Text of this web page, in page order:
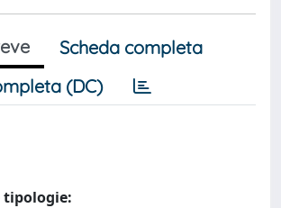
Scheda completa
(DC)
tipologie: